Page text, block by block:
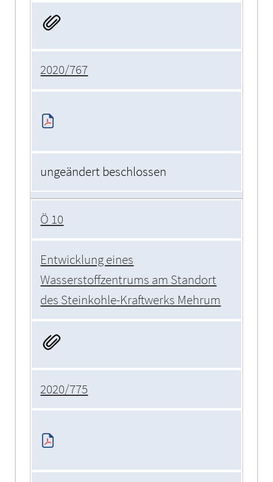
2020/767
ungeändert beschlossen
Ö 10
Entwicklung eines
Wasserstoffzentrums am Standort
des Steinkohle-Kraftwerks Mehrum
2020/775